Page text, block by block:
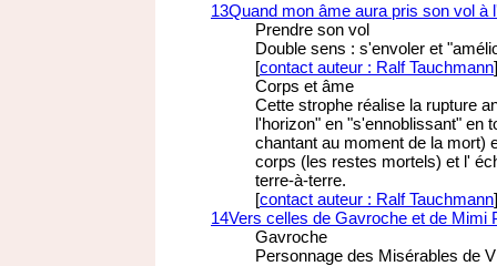
13Quand mon âme aura pris son vol à
Prendre son vol
Double sens : s'envoler et
[contact auteur : Ralf Tauchmann]
Corps et âme
Cette strophe réalise la rupture
l'horizon" en "s'ennoblissant" en
chantant au moment de la mort)
corps (les restes mortels) et l'
terre-à-terre.
[contact auteur : Ralf Tauchmann]
14Vers celles de Gavroche et de Mimi
Gavroche
Personnage des Misérables de